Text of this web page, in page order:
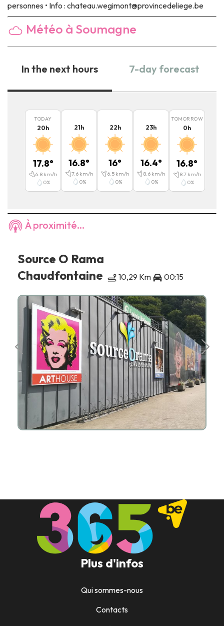
personnes • Info : chateau.wegimont@provincedeliege.be
Météo à Soumagne
In the next hours 7-day forecast
TODAY
20h
17.8°
6.8 km/h
0%
21h
16.8°
7.6km/h
0%
22h
16°
6.5 km/h
0%
23h
16.4°
8.6 km/h
0%
TOMORROW
0h
16.8°
8.7km/h
0%
À proximité...
Source O Rama
Chaudfontaine
10,29 Km 00:15
Plus d'infos
Qui sommes-nous
Contacts